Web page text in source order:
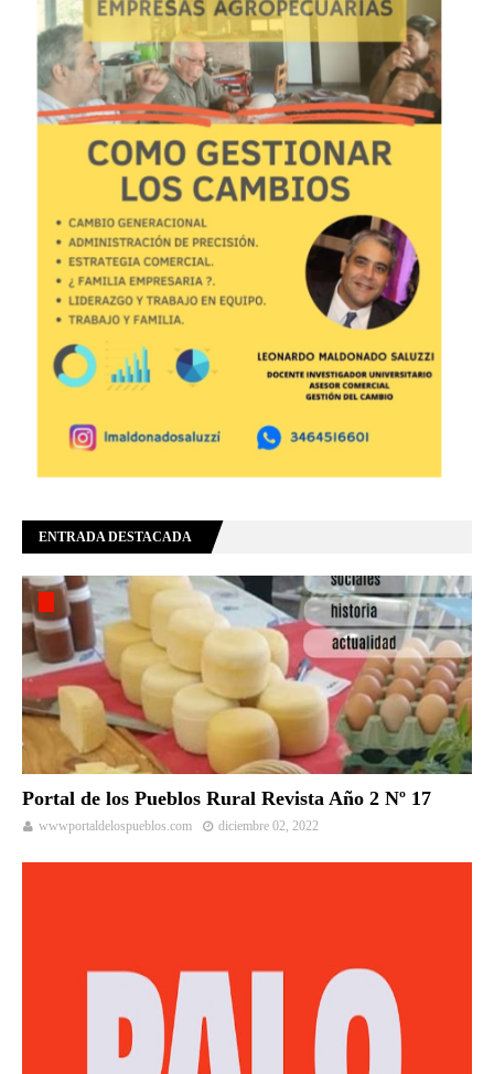
ENTRADA DESTACADA
Portal de los Pueblos Rural Revista Año 2 Nº 17
wwwportaldelospueblos.com diciembre 02, 2022